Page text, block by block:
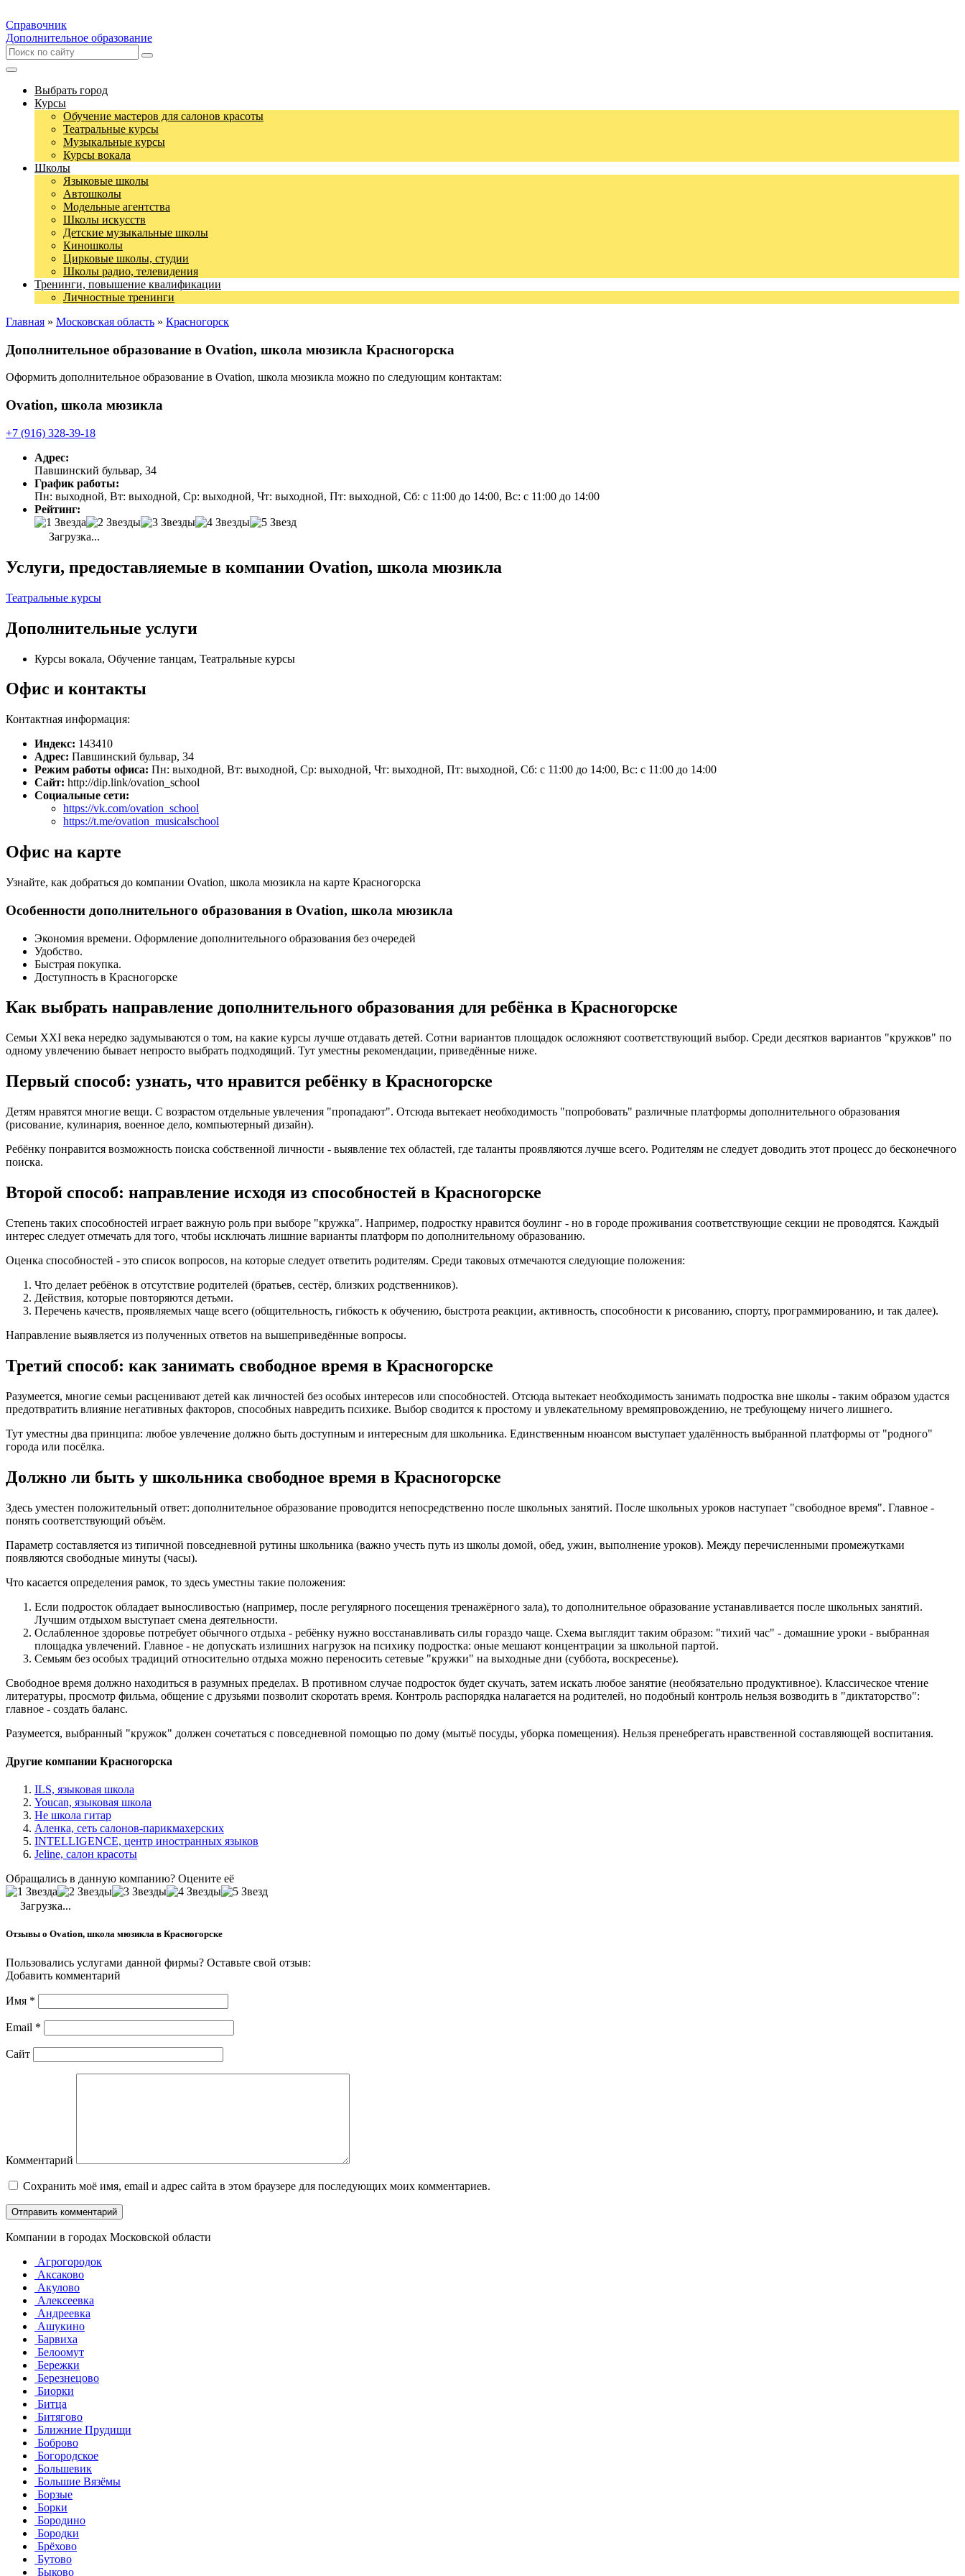
Справочник
Дополнительное образование
Выбрать город
Курсы
Обучение мастеров для салонов красоты
Театральные курсы
Музыкальные курсы
Курсы вокала
Школы
Языковые школы
Автошколы
Модельные агентства
Школы искусств
Детские музыкальные школы
Киношколы
Цирковые школы, студии
Школы радио, телевидения
Тренинги, повышение квалификации
Личностные тренинги
Главная » Московская область » Красногорск
Дополнительное образование в Ovation, школа мюзикла Красногорска
Оформить дополнительное образование в Ovation, школа мюзикла можно по следующим контактам:
Ovation, школа мюзикла
+7 (916) 328-39-18
Адрес:
Павшинский бульвар, 34
График работы:
Пн: выходной, Вт: выходной, Ср: выходной, Чт: выходной, Пт: выходной, Сб: с 11:00 до 14:00, Вс: с 11:00 до 14:00
Рейтинг:
Загрузка...
Услуги, предоставляемые в компании Ovation, школа мюзикла
Театральные курсы
Дополнительные услуги
Курсы вокала, Обучение танцам, Театральные курсы
Офис и контакты
Контактная информация:
Индекс: 143410
Адрес: Павшинский бульвар, 34
Режим работы офиса: Пн: выходной, Вт: выходной, Ср: выходной, Чт: выходной, Пт: выходной, Сб: с 11:00 до 14:00, Вс: с 11:00 до 14:00
Сайт: http://dip.link/ovation_school
Социальные сети:
https://vk.com/ovation_school
https://t.me/ovation_musicalschool
Офис на карте
Узнайте, как добраться до компании Ovation, школа мюзикла на карте Красногорска
Особенности дополнительного образования в Ovation, школа мюзикла
Экономия времени. Оформление дополнительного образования без очередей
Удобство.
Быстрая покупка.
Доступность в Красногорске
Как выбрать направление дополнительного образования для ребёнка в Красногорске
Семьи XXI века нередко задумываются о том, на какие курсы лучше отдавать детей. Сотни вариантов площадок осложняют соответствующий выбор. Среди десятков вариантов "кружков" по
одному увлечению бывает непросто выбрать подходящий. Тут уместны рекомендации, приведённые ниже.
Первый способ: узнать, что нравится ребёнку в Красногорске
Детям нравятся многие вещи. С возрастом отдельные увлечения "пропадают". Отсюда вытекает необходимость "попробовать" различные платформы дополнительного образования
(рисование, кулинария, военное дело, компьютерный дизайн).
Ребёнку понравится возможность поиска собственной личности - выявление тех областей, где таланты проявляются лучше всего. Родителям не следует доводить этот процесс до бесконечного
поиска.
Второй способ: направление исходя из способностей в Красногорске
Степень таких способностей играет важную роль при выборе "кружка". Например, подростку нравится боулинг - но в городе проживания соответствующие секции не проводятся. Каждый
интерес следует отмечать для того, чтобы исключать лишние варианты платформ по дополнительному образованию.
Оценка способностей - это список вопросов, на которые следует ответить родителям. Среди таковых отмечаются следующие положения:
Что делает ребёнок в отсутствие родителей (братьев, сестёр, близких родственников).
Действия, которые повторяются детьми.
Перечень качеств, проявляемых чаще всего (общительность, гибкость к обучению, быстрота реакции, активность, способности к рисованию, спорту, программированию, и так далее).
Направление выявляется из полученных ответов на вышеприведённые вопросы.
Третий способ: как занимать свободное время в Красногорске
Разумеется, многие семьи расценивают детей как личностей без особых интересов или способностей. Отсюда вытекает необходимость занимать подростка вне школы - таким образом удастся
предотвратить влияние негативных факторов, способных навредить психике. Выбор сводится к простому и увлекательному времяпровождению, не требующему ничего лишнего.
Тут уместны два принципа: любое увлечение должно быть доступным и интересным для школьника. Единственным нюансом выступает удалённость выбранной платформы от "родного"
города или посёлка.
Должно ли быть у школьника свободное время в Красногорске
Здесь уместен положительный ответ: дополнительное образование проводится непосредственно после школьных занятий. После школьных уроков наступает "свободное время". Главное -
понять соответствующий объём.
Параметр составляется из типичной повседневной рутины школьника (важно учесть путь из школы домой, обед, ужин, выполнение уроков). Между перечисленными промежутками
появляются свободные минуты (часы).
Что касается определения рамок, то здесь уместны такие положения:
Если подросток обладает выносливостью (например, после регулярного посещения тренажёрного зала), то дополнительное образование устанавливается после школьных занятий.
Лучшим отдыхом выступает смена деятельности.
Ослабленное здоровье потребует обычного отдыха - ребёнку нужно восстанавливать силы гораздо чаще. Схема выглядит таким образом: "тихий час" - домашние уроки - выбранная
площадка увлечений. Главное - не допускать излишних нагрузок на психику подростка: оные мешают концентрации за школьной партой.
Семьям без особых традиций относительно отдыха можно переносить сетевые "кружки" на выходные дни (суббота, воскресенье).
Свободное время должно находиться в разумных пределах. В противном случае подросток будет скучать, затем искать любое занятие (необязательно продуктивное). Классическое чтение
литературы, просмотр фильма, общение с друзьями позволит скоротать время. Контроль распорядка налагается на родителей, но подобный контроль нельзя возводить в "диктаторство":
главное - создать баланс.
Разумеется, выбранный "кружок" должен сочетаться с повседневной помощью по дому (мытьё посуды, уборка помещения). Нельзя пренебрегать нравственной составляющей воспитания.
Другие компании Красногорска
ILS, языковая школа
Youcan, языковая школа
Не школа гитар
Аленка, сеть салонов-парикмахерских
INTELLIGENCE, центр иностранных языков
Jeline, салон красоты
Обращались в данную компанию? Оцените её
Загрузка...
Отзывы о Ovation, школа мюзикла в Красногорске
Пользовались услугами данной фирмы? Оставьте свой отзыв:
Добавить комментарий
Имя *
Email *
Сайт
Комментарий
Сохранить моё имя, email и адрес сайта в этом браузере для последующих моих комментариев.
Компании в городах Московской области
Агрогородок
Аксаково
Акулово
Алексеевка
Андреевка
Ашукино
Барвиха
Белоомут
Бережки
Березнецово
Биорки
Битца
Битягово
Ближние Прудищи
Боброво
Богородское
Большевик
Большие Вязёмы
Борзые
Борки
Бородино
Бородки
Брёхово
Бутово
Быково